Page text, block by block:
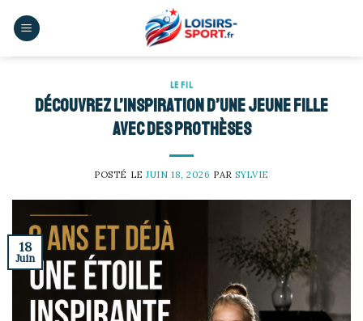
LE FIL
Découvrez l’inspiration d’une jeune fille
avec des prothèses
POSTÉ LEJUIN 18, 2026 PARSYLVIE
18
Juin